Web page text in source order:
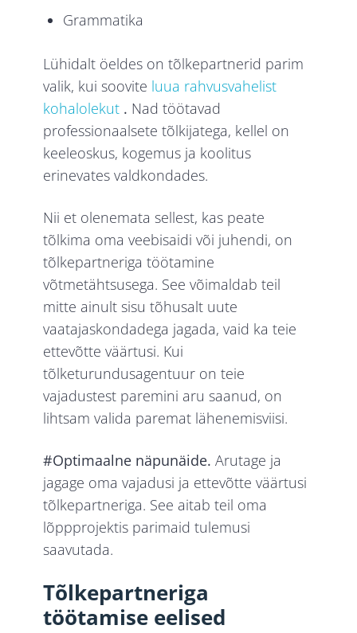
Grammatika
Lühidalt öeldes on tõlkepartnerid parim
valik, kui soovite luua rahvusvahelist
kohalolekut . Nad töötavad
professionaalsete tõlkijatega, kellel on
keeleoskus, kogemus ja koolitus
erinevates valdkondades.
Nii et olenemata sellest, kas peate
tõlkima oma veebisaidi või juhendi, on
tõlkepartneriga töötamine
võtmetähtsusega. See võimaldab teil
mitte ainult sisu tõhusalt uute
vaatajaskondadega jagada, vaid ka teie
ettevõtte väärtusi. Kui
tõlketurundusagentuur on teie
vajadustest paremini aru saanud, on
lihtsam valida paremat lähenemisviisi.
#Optimaalne näpunäide. Arutage ja
jagage oma vajadusi ja ettevõtte väärtusi
tõlkepartneriga. See aitab teil oma
lõppprojektis parimaid tulemusi
saavutada.
Tõlkepartneriga
töötamise eelised